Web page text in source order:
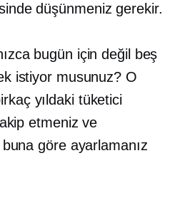
düşünmeniz gerekir.
bugün için değil beş
istiyor musunuz? O
yıldaki tüketici
etmeniz ve
göre ayarlamanız